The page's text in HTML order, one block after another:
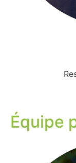
Équipe